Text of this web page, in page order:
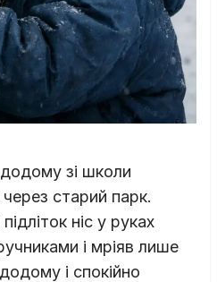
зі школи
старий парк.
ніс у руках
і мріяв лише
і спокійно